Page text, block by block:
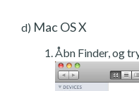
d) Mac OS X
Åbn Finder, og